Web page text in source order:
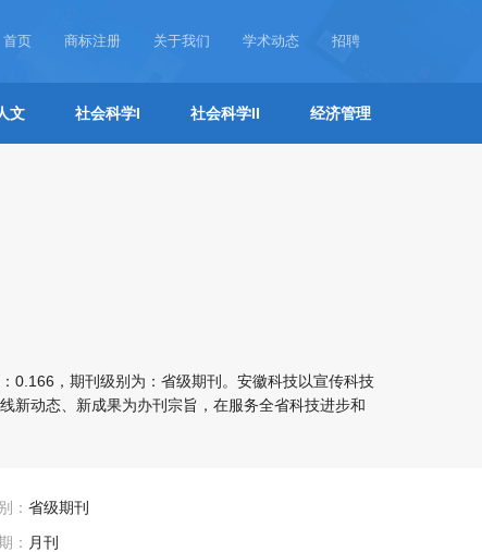
首页 商标注册 关于我们 学术动态 招聘
文 社会科学I 社会科学II 经济管理
0.166，期刊级别为：省级期刊。安徽科技以宣传科技
新动态、新成果为办刊宗旨，在服务全省科技进步和
： 省级期刊
： 月刊